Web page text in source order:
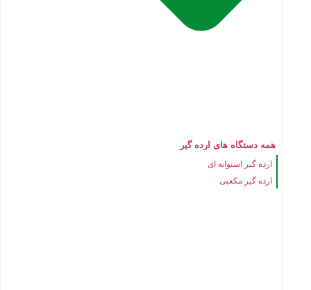
همه دستگاه های ارده گیر
ارده گیر استوانه ای
ارده گیر مکعبی